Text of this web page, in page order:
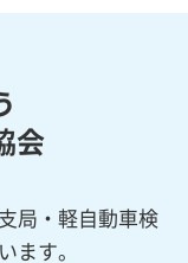
会
局・軽自動車検
ます。